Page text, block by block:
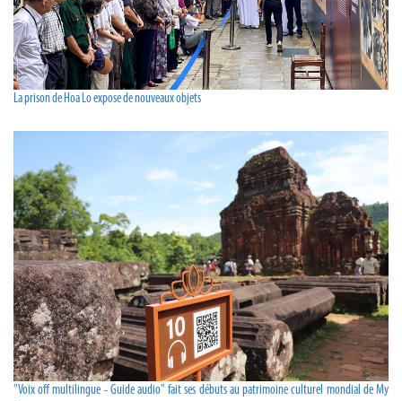
La prison de Hoa Lo expose de nouveaux objets
"Voix off multilingue - Guide audio" fait ses débuts au patrimoine culturel mondial de My